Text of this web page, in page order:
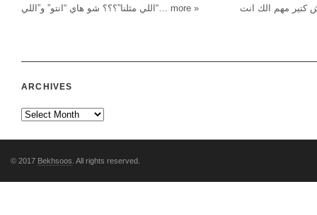
“اللي مثلنا”؟؟؟ شو هاي “انتو” و”اللي… more »
ARCHIVES
© 2017 Bekhsoos . All rights reserved.